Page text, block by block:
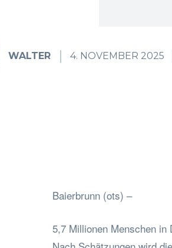
WALTER 4. NOVEMBER 2025
Baierbrunn (ots) –
5,7 Millionen Menschen in